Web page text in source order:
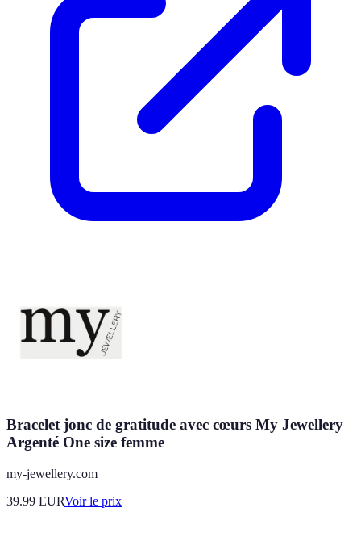
Bracelet jonc de gratitude avec cœurs My Jewellery
Argenté One size femme
my-jewellery.com
39.99 EURVoir le prix